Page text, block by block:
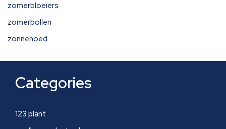
zomerbloeiers
zomerbollen
zonnehoed
Categories
123 plant